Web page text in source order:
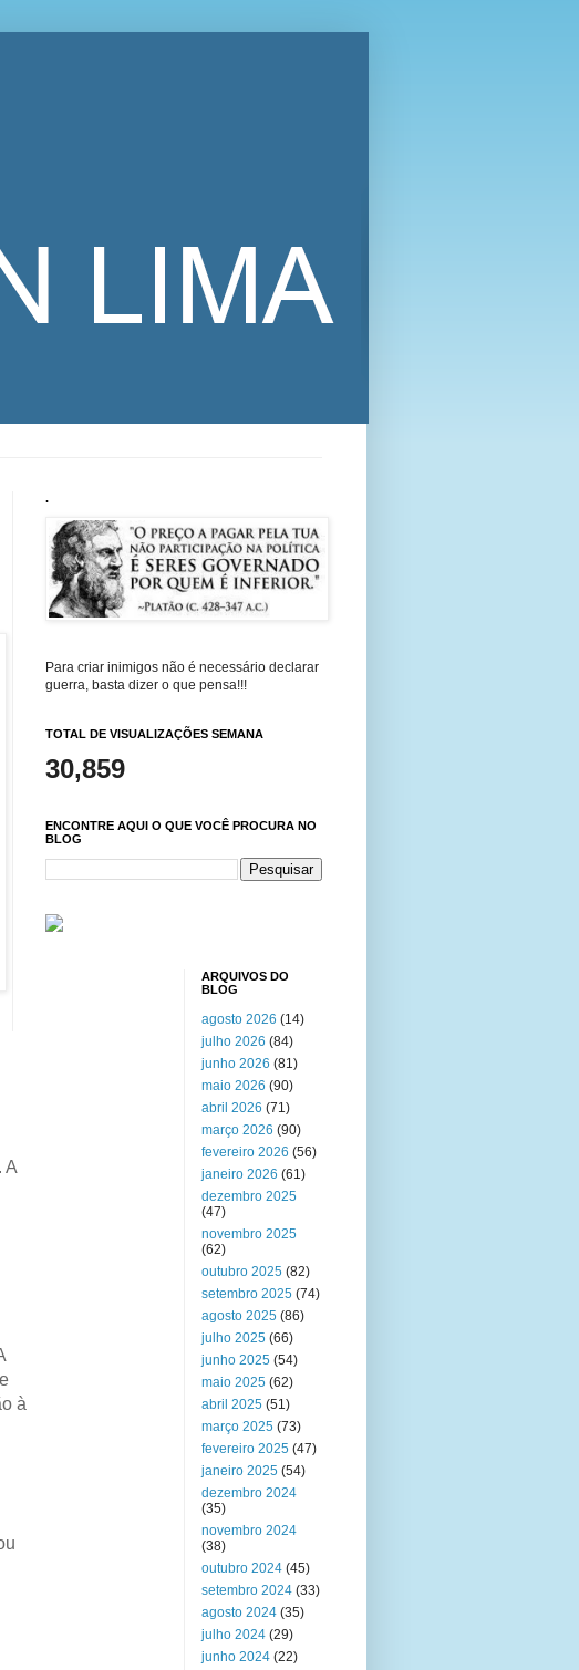
A
à
.
Para criar inimigos não é necessário declarar
guerra, basta dizer o que pensa!!!
TOTAL DE VISUALIZAÇÕES SEMANA
30,859
ENCONTRE AQUI O QUE VOCÊ PROCURA NO
BLOG
ARQUIVOS DO
BLOG
agosto 2026 (14)
julho 2026 (84)
junho 2026 (81)
maio 2026 (90)
abril 2026 (71)
março 2026 (90)
fevereiro 2026 (56)
janeiro 2026 (61)
dezembro 2025
(47)
novembro 2025
(62)
outubro 2025 (82)
setembro 2025 (74)
agosto 2025 (86)
julho 2025 (66)
junho 2025 (54)
maio 2025 (62)
abril 2025 (51)
março 2025 (73)
fevereiro 2025 (47)
janeiro 2025 (54)
dezembro 2024
(35)
novembro 2024
(38)
outubro 2024 (45)
setembro 2024 (33)
agosto 2024 (35)
julho 2024 (29)
junho 2024 (22)